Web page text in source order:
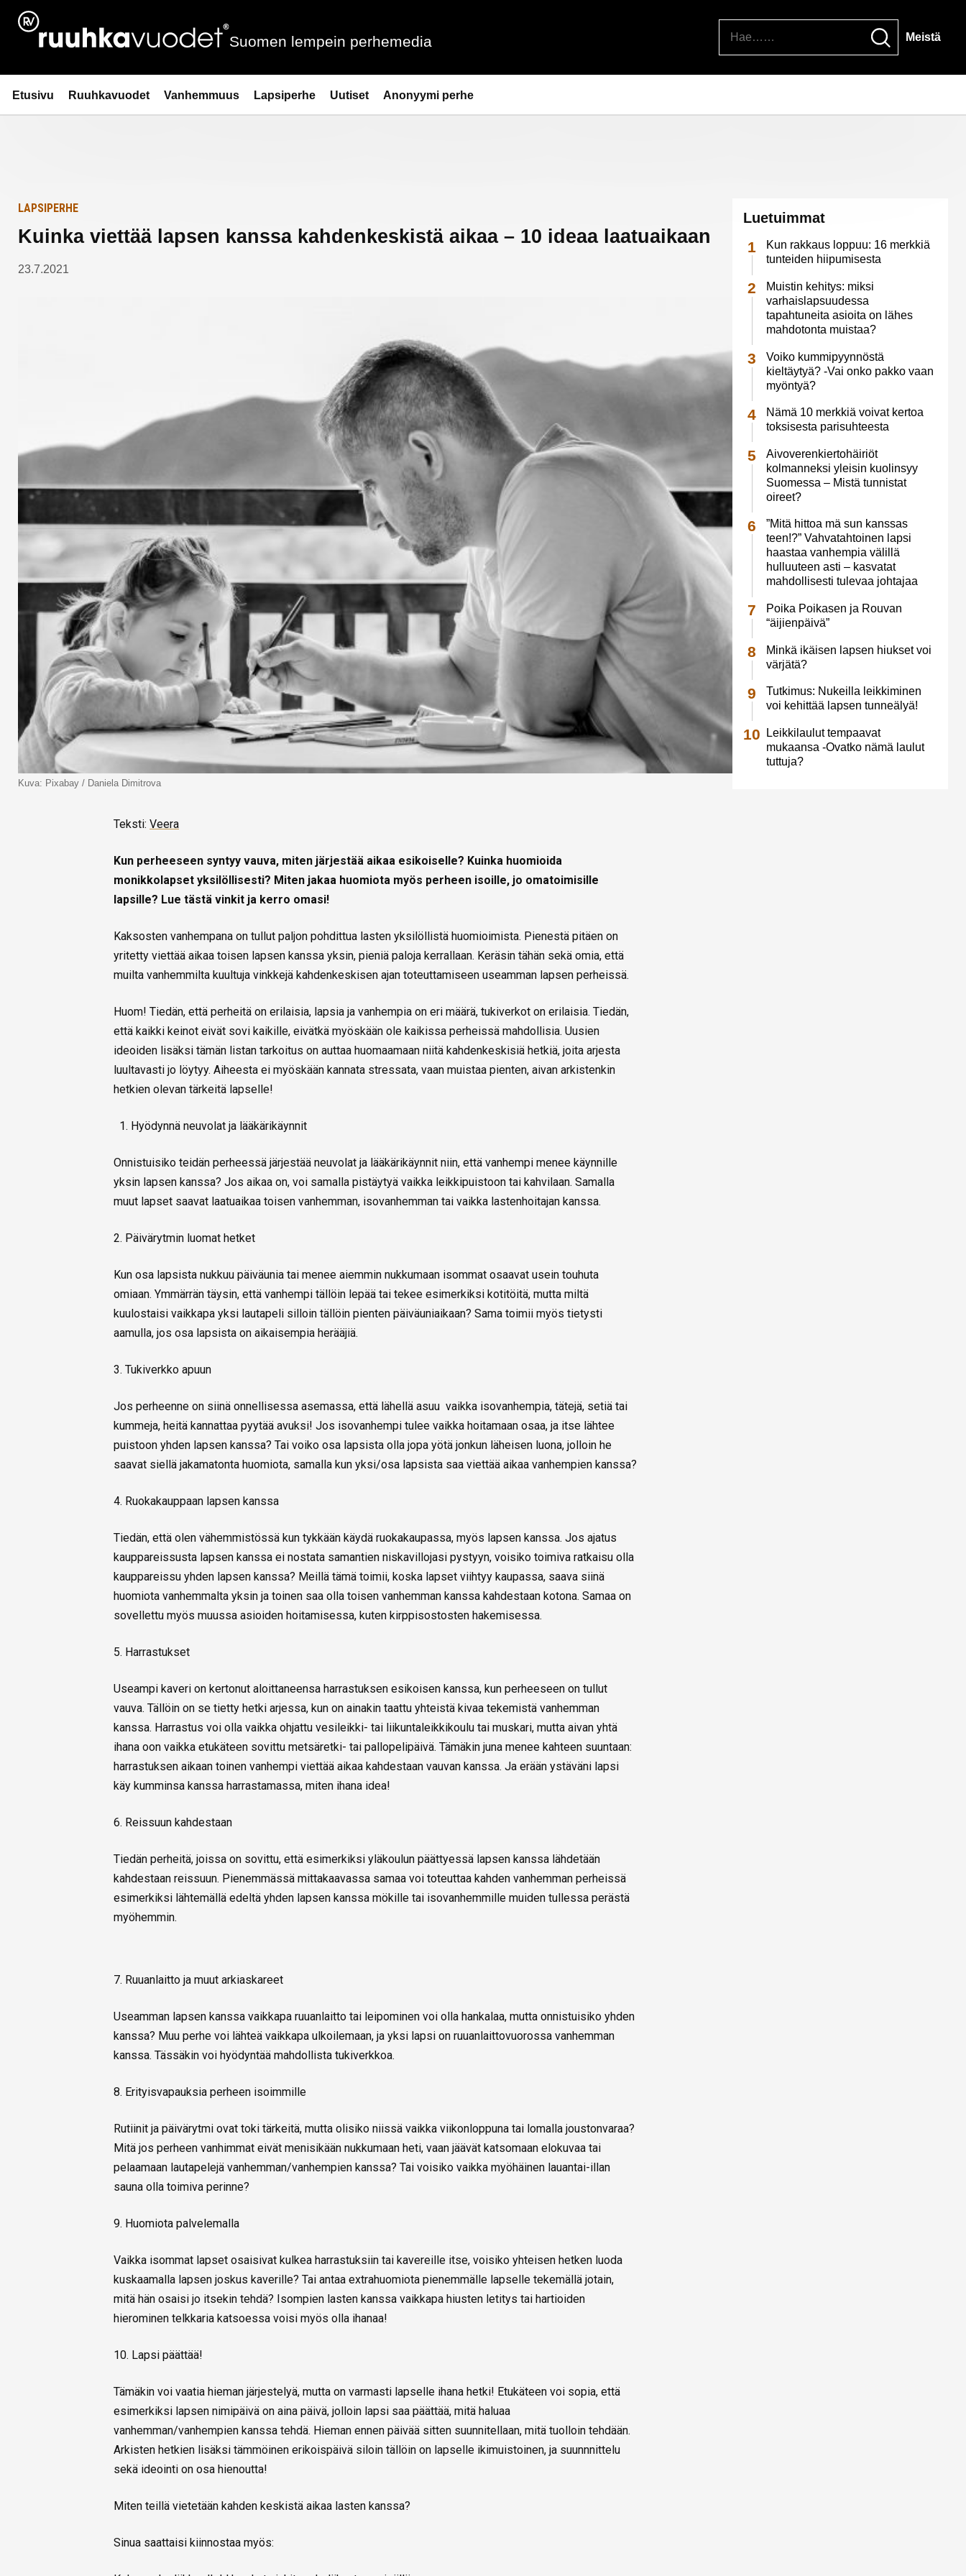
Siirry
sisältöön
Ruuhkavuodet.fi
Suomen lempein perhemedia Meistä
Etusivu Ruuhkavuodet Vanhemmuus Lapsiperhe Uutiset Anonyymi perhe
Etusivulle
LAPSIPERHE
Kuinka viettää lapsen kanssa kahdenkeskistä aikaa – 10 ideaa laatuaikaan
23.7.2021
Kuva: Pixabay / Daniela Dimitrova
Teksti: Veera
Kun perheeseen syntyy vauva, miten järjestää aikaa esikoiselle? Kuinka huomioida
monikkolapset yksilöllisesti? Miten jakaa huomiota myös perheen isoille, jo omatoimisille
lapsille? Lue tästä vinkit ja kerro omasi!
Kaksosten vanhempana on tullut paljon pohdittua lasten yksilöllistä huomioimista. Pienestä pitäen on
yritetty viettää aikaa toisen lapsen kanssa yksin, pieniä paloja kerrallaan. Keräsin tähän sekä omia, että
muilta vanhemmilta kuultuja vinkkejä kahdenkeskisen ajan toteuttamiseen useamman lapsen perheissä.
Huom! Tiedän, että perheitä on erilaisia, lapsia ja vanhempia on eri määrä, tukiverkot on erilaisia. Tiedän,
että kaikki keinot eivät sovi kaikille, eivätkä myöskään ole kaikissa perheissä mahdollisia. Uusien
ideoiden lisäksi tämän listan tarkoitus on auttaa huomaamaan niitä kahdenkeskisiä hetkiä, joita arjesta
luultavasti jo löytyy. Aiheesta ei myöskään kannata stressata, vaan muistaa pienten, aivan arkistenkin
hetkien olevan tärkeitä lapselle!
Hyödynnä neuvolat ja lääkärikäynnit
Onnistuisiko teidän perheessä järjestää neuvolat ja lääkärikäynnit niin, että vanhempi menee käynnille
yksin lapsen kanssa? Jos aikaa on, voi samalla pistäytyä vaikka leikkipuistoon tai kahvilaan. Samalla
muut lapset saavat laatuaikaa toisen vanhemman, isovanhemman tai vaikka lastenhoitajan kanssa.
2. Päivärytmin luomat hetket
Kun osa lapsista nukkuu päiväunia tai menee aiemmin nukkumaan isommat osaavat usein touhuta
omiaan. Ymmärrän täysin, että vanhempi tällöin lepää tai tekee esimerkiksi kotitöitä, mutta miltä
kuulostaisi vaikkapa yksi lautapeli silloin tällöin pienten päiväuniaikaan? Sama toimii myös tietysti
aamulla, jos osa lapsista on aikaisempia herääjiä.
3. Tukiverkko apuun
Jos perheenne on siinä onnellisessa asemassa, että lähellä asuu vaikka isovanhempia, tätejä, setiä tai
kummeja, heitä kannattaa pyytää avuksi! Jos isovanhempi tulee vaikka hoitamaan osaa, ja itse lähtee
puistoon yhden lapsen kanssa? Tai voiko osa lapsista olla jopa yötä jonkun läheisen luona, jolloin he
saavat siellä jakamatonta huomiota, samalla kun yksi/osa lapsista saa viettää aikaa vanhempien kanssa?
4. Ruokakauppaan lapsen kanssa
Tiedän, että olen vähemmistössä kun tykkään käydä ruokakaupassa, myös lapsen kanssa. Jos ajatus
kauppareissusta lapsen kanssa ei nostata samantien niskavillojasi pystyyn, voisiko toimiva ratkaisu olla
kauppareissu yhden lapsen kanssa? Meillä tämä toimii, koska lapset viihtyy kaupassa, saava siinä
huomiota vanhemmalta yksin ja toinen saa olla toisen vanhemman kanssa kahdestaan kotona. Samaa on
sovellettu myös muussa asioiden hoitamisessa, kuten kirppisostosten hakemisessa.
5. Harrastukset
Useampi kaveri on kertonut aloittaneensa harrastuksen esikoisen kanssa, kun perheeseen on tullut
vauva. Tällöin on se tietty hetki arjessa, kun on ainakin taattu yhteistä kivaa tekemistä vanhemman
kanssa. Harrastus voi olla vaikka ohjattu vesileikki- tai liikuntaleikkikoulu tai muskari, mutta aivan yhtä
ihana oon vaikka etukäteen sovittu metsäretki- tai pallopelipäivä. Tämäkin juna menee kahteen suuntaan:
harrastuksen aikaan toinen vanhempi viettää aikaa kahdestaan vauvan kanssa. Ja erään ystäväni lapsi
käy kumminsa kanssa harrastamassa, miten ihana idea!
6. Reissuun kahdestaan
Tiedän perheitä, joissa on sovittu, että esimerkiksi yläkoulun päättyessä lapsen kanssa lähdetään
kahdestaan reissuun. Pienemmässä mittakaavassa samaa voi toteuttaa kahden vanhemman perheissä
esimerkiksi lähtemällä edeltä yhden lapsen kanssa mökille tai isovanhemmille muiden tullessa perästä
myöhemmin.
7. Ruuanlaitto ja muut arkiaskareet
Useamman lapsen kanssa vaikkapa ruuanlaitto tai leipominen voi olla hankalaa, mutta onnistuisiko yhden
kanssa? Muu perhe voi lähteä vaikkapa ulkoilemaan, ja yksi lapsi on ruuanlaittovuorossa vanhemman
kanssa. Tässäkin voi hyödyntää mahdollista tukiverkkoa.
8. Erityisvapauksia perheen isoimmille
Rutiinit ja päivärytmi ovat toki tärkeitä, mutta olisiko niissä vaikka viikonloppuna tai lomalla joustonvaraa?
Mitä jos perheen vanhimmat eivät menisikään nukkumaan heti, vaan jäävät katsomaan elokuvaa tai
pelaamaan lautapelejä vanhemman/vanhempien kanssa? Tai voisiko vaikka myöhäinen lauantai-illan
sauna olla toimiva perinne?
9. Huomiota palvelemalla
Vaikka isommat lapset osaisivat kulkea harrastuksiin tai kavereille itse, voisiko yhteisen hetken luoda
kuskaamalla lapsen joskus kaverille? Tai antaa extrahuomiota pienemmälle lapselle tekemällä jotain,
mitä hän osaisi jo itsekin tehdä? Isompien lasten kanssa vaikkapa hiusten letitys tai hartioiden
hierominen telkkaria katsoessa voisi myös olla ihanaa!
10. Lapsi päättää!
Tämäkin voi vaatia hieman järjestelyä, mutta on varmasti lapselle ihana hetki! Etukäteen voi sopia, että
esimerkiksi lapsen nimipäivä on aina päivä, jolloin lapsi saa päättää, mitä haluaa
vanhemman/vanhempien kanssa tehdä. Hieman ennen päivää sitten suunnitellaan, mitä tuolloin tehdään.
Arkisten hetkien lisäksi tämmöinen erikoispäivä siloin tällöin on lapselle ikimuistoinen, ja suunnnittelu
sekä ideointi on osa hienoutta!
Miten teillä vietetään kahden keskistä aikaa lasten kanssa?
Sinua saattaisi kiinnostaa myös:
Luetuimmat
Kun rakkaus loppuu: 16 merkkiä
tunteiden hiipumisesta
Muistin kehitys: miksi
varhaislapsuudessa
tapahtuneita asioita on lähes
mahdotonta muistaa?
Voiko kummipyynnöstä
kieltäytyä? -Vai onko pakko vaan
myöntyä?
Nämä 10 merkkiä voivat kertoa
toksisesta parisuhteesta
Aivoverenkiertohäiriöt
kolmanneksi yleisin kuolinsyy
Suomessa – Mistä tunnistat
oireet?
”Mitä hittoa mä sun kanssas
teen!?” Vahvatahtoinen lapsi
haastaa vanhempia välillä
hulluuteen asti – kasvatat
mahdollisesti tulevaa johtajaa
Poika Poikasen ja Rouvan
“äijienpäivä”
Minkä ikäisen lapsen hiukset voi
värjätä?
Tutkimus: Nukeilla leikkiminen
voi kehittää lapsen tunneälyä!
Leikkilaulut tempaavat
mukaansa -Ovatko nämä laulut
tuttuja?